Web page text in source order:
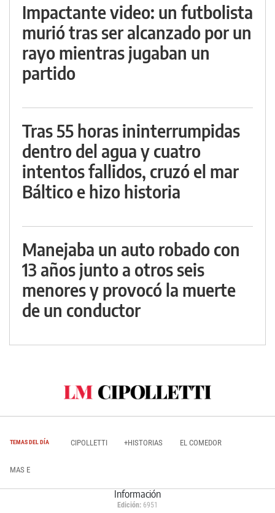
Impactante video: un futbolista
murió tras ser alcanzado por un
rayo mientras jugaban un
partido
Tras 55 horas ininterrumpidas
dentro del agua y cuatro
intentos fallidos, cruzó el mar
Báltico e hizo historia
Manejaba un auto robado con
13 años junto a otros seis
menores y provocó la muerte
de un conductor
TEMAS DEL DÍA CIPOLLETTI +HISTORIAS EL COMEDOR
MAS E
Información
Edición: 6951